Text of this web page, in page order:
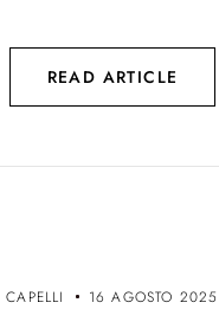
READ ARTICLE
CAPELLI 16 AGOSTO 2025